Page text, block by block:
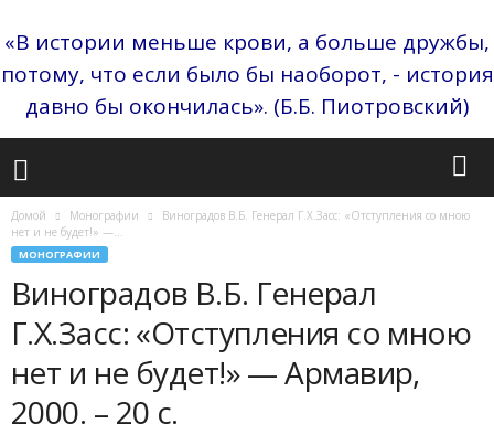
«В истории меньше крови, а больше дружбы,
потому, что если было бы наоборот, - история
давно бы окончилась». (Б.Б. Пиотровский)
Домой Монографии
Виноградов В.Б. Генерал Г.Х.Засс: «Отступления со мною
нет и не будет!» —...
МОНОГРАФИИ
Виноградов В.Б. Генерал
Г.Х.Засс: «Отступления со мною
нет и не будет!» — Армавир,
2000. – 20 с.